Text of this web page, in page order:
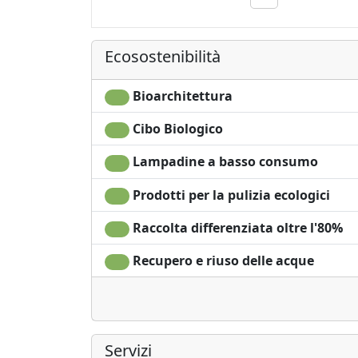
Ecosostenibilità
Bioarchitettura
Cibo Biologico
Lampadine a basso consumo
Prodotti per la pulizia ecologici
Raccolta differenziata oltre l'80%
Recupero e riuso delle acque
Servizi